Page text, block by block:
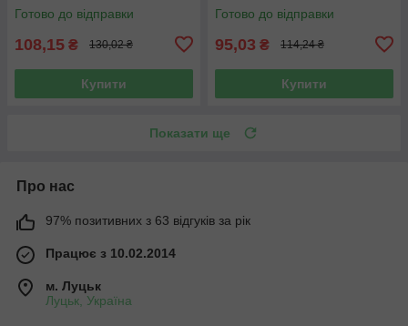
Готово до відправки
108,15 ₴ 130,02 ₴
Купити
Готово до відправки
95,03 ₴ 114,24 ₴
Купити
Показати ще
Про нас
97% позитивних з 63 відгуків за рік
Працює з 10.02.2014
м. Луцьк
Луцьк, Україна